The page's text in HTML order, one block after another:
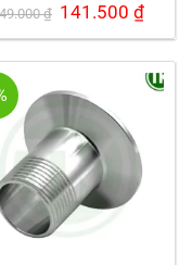
₫ Giá
gốc
là:
141.500 ₫Giá
hiện
tại